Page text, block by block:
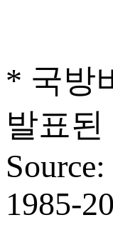
싱
* 국방
발표
1985-